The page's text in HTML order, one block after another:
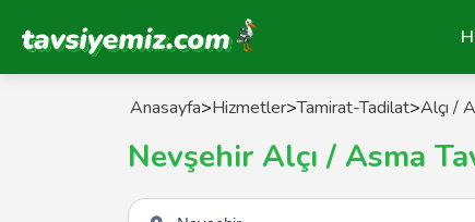
Tavsiyemiz Anasayfa
Anasayfa>Hizmetler>Tamirat-Tadilat>Alçı /
Nevşehir Alçı / Asma
Şehir seçin